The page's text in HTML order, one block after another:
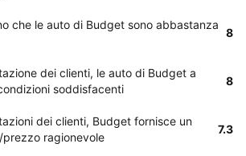
che le auto di Budget sono abbastanza
8
dei clienti, le auto di Budget a
soddisfacenti
8
dei clienti, Budget fornisce un
ragionevole
7.3